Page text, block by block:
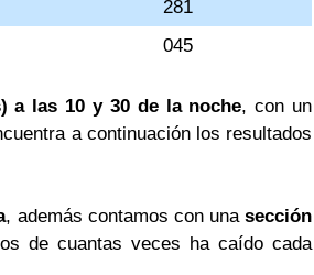
281
045
a las 10 y 30 de la noche, con un
a continuación los resultados
, además contamos con unasección
de cuantas veces ha caído cada